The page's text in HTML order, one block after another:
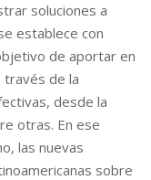
soluciones a
establece con
de aportar en
través de la
desde la
otras. En ese
las nuevas
sobre